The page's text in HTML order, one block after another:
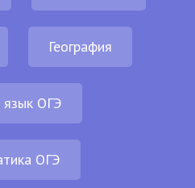
География
язык ОГЭ
ОГЭ